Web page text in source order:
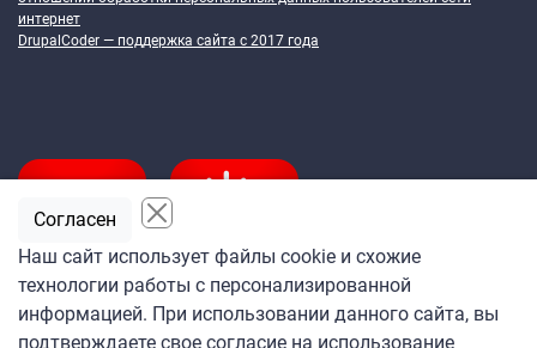
интернет
DrupalCoder — поддержка сайта c 2017 года
Подпишитесь
на ежедневную рассылку
Наш сайт использует файлы cookie и схожие
технологии работы с персонализированной
информацией. При использовании данного сайта, вы
подтверждаете свое согласие на использование
Согласен